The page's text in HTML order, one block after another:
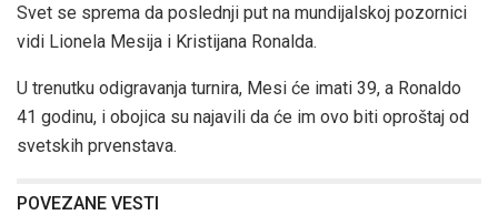
Svet se sprema da poslednji put na mundijalskoj pozornici
vidi Lionela Mesija i Kristijana Ronalda.
U trenutku odigravanja turnira, Mesi će imati 39, a Ronaldo
41 godinu, i obojica su najavili da će im ovo biti oproštaj od
svetskih prvenstava.
POVEZANE VESTI